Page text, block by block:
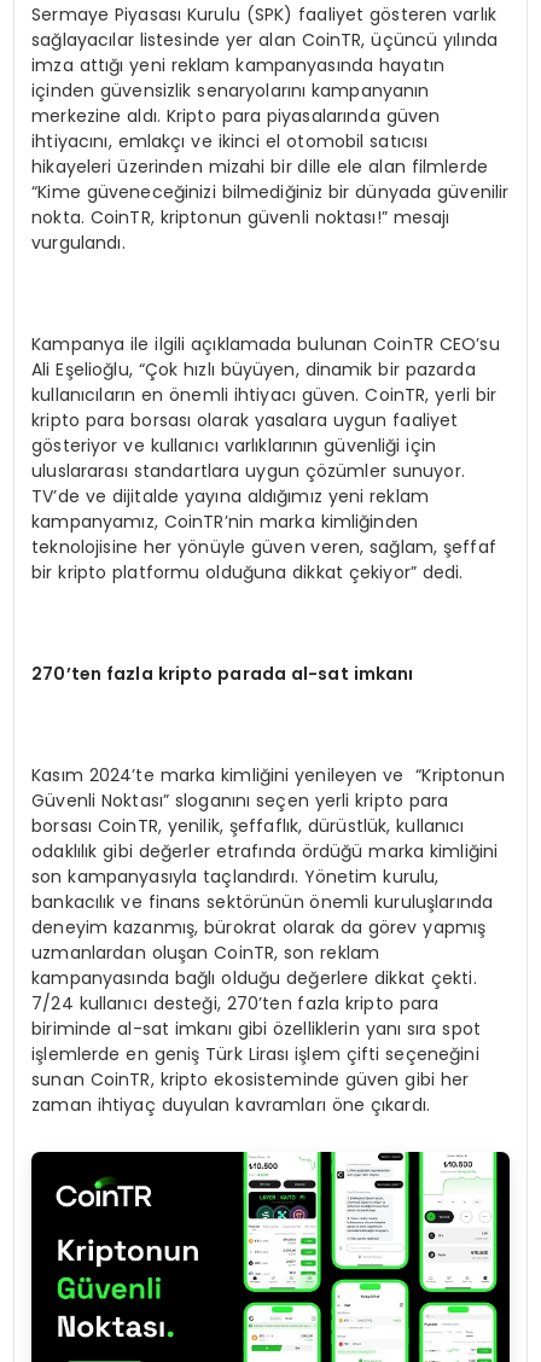
Sermaye Piyasası Kurulu (SPK) faaliyet gösteren varlık
sağlayacılar listesinde yer alan CoinTR, üçüncü yılında
imza attığı yeni reklam kampanyasında hayatın
içinden güvensizlik senaryolarını kampanyanın
merkezine aldı. Kripto para piyasalarında güven
ihtiyacını, emlakçı ve ikinci el otomobil satıcısı
hikayeleri üzerinden mizahi bir dille ele alan filmlerde
“Kime güveneceğinizi bilmediğiniz bir dünyada güvenilir
nokta. CoinTR, kriptonun güvenli noktası!” mesajı
vurgulandı.
Kampanya ile ilgili açıklamada bulunan CoinTR CEO’su
Ali Eşelioğlu, “Çok hızlı büyüyen, dinamik bir pazarda
kullanıcıların en önemli ihtiyacı güven. CoinTR, yerli bir
kripto para borsası olarak yasalara uygun faaliyet
gösteriyor ve kullanıcı varlıklarının güvenliği için
uluslararası standartlara uygun çözümler sunuyor.
TV’de ve dijitalde yayına aldığımız yeni reklam
kampanyamız, CoinTR’nin marka kimliğinden
teknolojisine her yönüyle güven veren, sağlam, şeffaf
bir kripto platformu olduğuna dikkat çekiyor” dedi.
270’ten fazla kripto parada al-sat imkanı
Kasım 2024’te marka kimliğini yenileyen ve “Kriptonun
Güvenli Noktası” sloganını seçen yerli kripto para
borsası CoinTR, yenilik, şeffaflık, dürüstlük, kullanıcı
odaklılık gibi değerler etrafında ördüğü marka kimliğini
son kampanyasıyla taçlandırdı. Yönetim kurulu,
bankacılık ve finans sektörünün önemli kuruluşlarında
deneyim kazanmış, bürokrat olarak da görev yapmış
uzmanlardan oluşan CoinTR, son reklam
kampanyasında bağlı olduğu değerlere dikkat çekti.
7/24 kullanıcı desteği, 270’ten fazla kripto para
biriminde al-sat imkanı gibi özelliklerin yanı sıra spot
işlemlerde en geniş Türk Lirası işlem çifti seçeneğini
sunan CoinTR, kripto ekosisteminde güven gibi her
zaman ihtiyaç duyulan kavramları öne çıkardı.